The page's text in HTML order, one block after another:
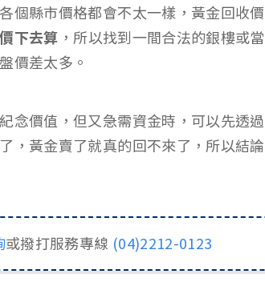
個縣市價格都會不太一樣，黃金回收
下去算 ，所以找到一間合法的銀樓或
價差太多。
念價值，但又急需資金時，可以先透
，黃金賣了就真的回不來了，所以結
或撥打服務專線 (04)2212-0123